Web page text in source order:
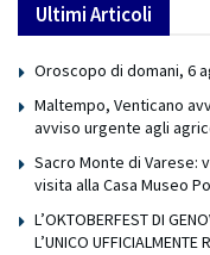
Ultimi Articoli
Oroscopo di domani, 6
Maltempo, Venticano
avviso urgente agli
Sacro Monte di Varese:
visita alla Casa Museo
L’OKTOBERFEST DI
L’UNICO UFFICIALMENTE